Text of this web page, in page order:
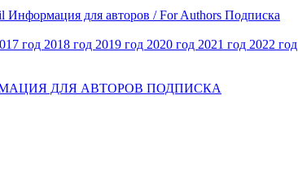
Информация для авторов / For Authors Подписка
год 2018 год 2019 год 2020 год 2021 год 2022 год
ДЛЯ АВТОРОВ ПОДПИСКА